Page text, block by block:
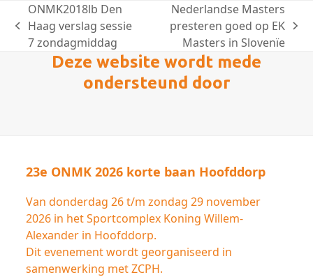
previous
post:
ONMK2018lb Den
Haag verslag sessie
7 zondagmiddag
next
Nederlandse Masters
presteren goed op EK
Masters in Slovenïe
Deze website wordt mede
ondersteund door
23e ONMK 2026 korte baan Hoofddorp
Van donderdag 26 t/m zondag 29 november
2026 in het Sportcomplex Koning Willem-
Alexander in Hoofddorp.
Dit evenement wordt georganiseerd in
samenwerking met ZCPH.